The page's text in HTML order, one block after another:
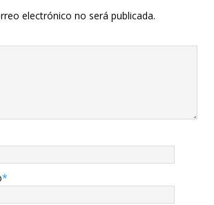
electrónico no será publicada.
*